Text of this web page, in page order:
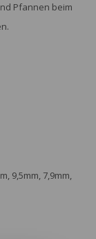
Pfannen beim
9,5mm, 7,9mm,